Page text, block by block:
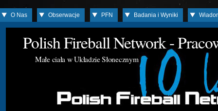
O Nas Obserwacje PFN Badania i Wyniki
Polish Fireball Network -
Małe ciała w Układzie Słonecznym